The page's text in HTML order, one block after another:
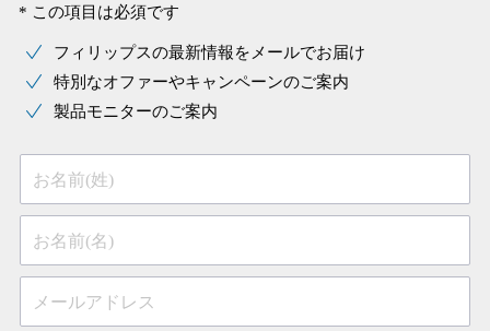
* この項目は必須です
フィリップスの最新情報をメールでお届け
特別なオファーやキャンペーンのご案内
製品モニターのご案内
お名前(姓)
お名前(名)
メールアドレス